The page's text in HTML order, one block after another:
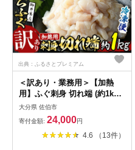
出典：ふるさとプレミアム
＜訳あり・業務用＞【加熱
用】ふぐ刺身 切れ端 (約1kg)
とらふぐ 切れ端 ふぐ刺し フ
グ刺し フグ刺身 刺身 冷凍 養
殖 訳あり 業務用 国産 大分県
佐伯市【AB213】【柳井商
大分県 佐伯市
寄付金額: 24,000円
4.6 （13件）